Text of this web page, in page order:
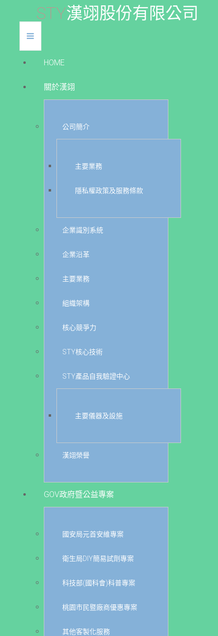
STY漢翊股份有限公司
HOME
關於漢翊
公司簡介
主要業務
隱私權政策及服務條款
企業識別系統
企業沿革
主要業務
組織架構
核心競爭力
STY核心技術
STY產品自我驗證中心
主要儀器及設施
漢翊榮譽
GOV政府暨公益專案
國安局元首安維專案
衛生局DIY簡易試劑專案
科技部(國科會)科普專案
桃園市民暨廠商優惠專案
其他客製化服務